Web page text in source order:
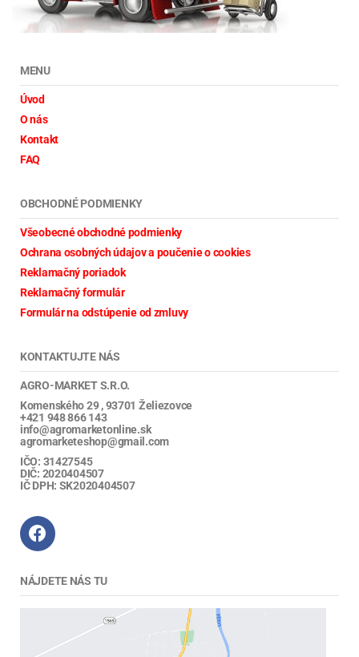
MENU
Úvod
O nás
Kontakt
FAQ
OBCHODNÉ PODMIENKY
Všeobecné obchodné podmienky
Ochrana osobných údajov a poučenie o cookies
Reklamačný poriadok
Reklamačný formulár
Formulár na odstúpenie od zmluvy
KONTAKTUJTE NÁS
AGRO-MARKET S.R.O.
Komenského 29 , 93701 Želiezovce
+421 948 866 143
info@agromarketonline.sk
agromarketeshop@gmail.com
IČO: 31427545
DIČ: 2020404507
IČ DPH: SK2020404507
NÁJDETE NÁS TU